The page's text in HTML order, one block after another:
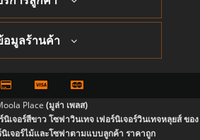
อมูลร้านค้า
Place (มูล่า เพลส)
เจอร์สีขาว โซฟาวินเทจ เฟอร์นิเจอร์วินเทจหลุยส์ ของ
เจอร์ไม้และโซฟาตามแบบลูกค้า ราคาถูก